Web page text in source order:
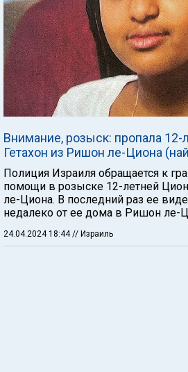
Внимание, розыск: пропала 12-
Гетахон из Ришон ле-Циона
Полиция Израиля обращается к
помощи в розыске 12-летней
ле-Циона. В последний раз ее
недалеко от ее дома в Ришон ле-
24.04.2024 18:44// Израиль